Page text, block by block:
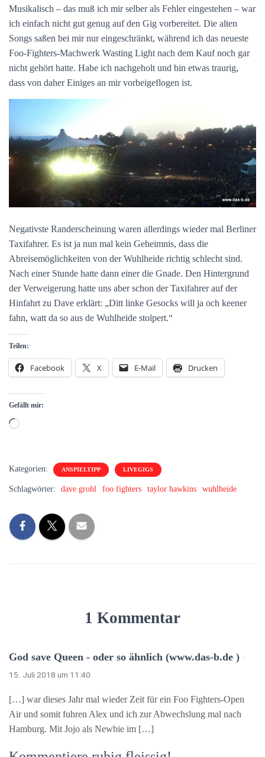
Musikalisch – das muß ich mir selber als Fehler eingestehen – war
ich einfach nicht gut genug auf den Gig vorbereitet. Die alten
Songs saßen bei mir nur eingeschränkt, während ich das neueste
Foo-Fighters-Machwerk Wasting Light nach dem Kauf noch gar
nicht gehört hatte. Habe ich nachgeholt und bin etwas traurig,
dass von daher Einiges an mir vorbeigeflogen ist.
Negativste Randerscheinung waren allerdings wieder mal Berliner
Taxifahrer. Es ist ja nun mal kein Geheimnis, dass die
Abreisemöglichkeiten von der Wuhlheide richtig schlecht sind.
Nach einer Stunde hatte dann einer die Gnade. Den Hintergrund
der Verweigerung hatte uns aber schon der Taxifahrer auf der
Hinfahrt zu Dave erklärt: „Ditt linke Gesocks will ja och keener
fahn, watt da so aus de Wuhlheide stolpert.“
Teilen:
Facebook X E-Mail Drucken
Gefällt mir:
Wird
Kategorien: ANSPIELTIPP LIVEGIGS
Schlagwörter: dave grohl foo fighters taylor hawkins wuhlheide
1 Kommentar
God save Queen - oder so ähnlich (www.das-b.de ) ·
15. Juli 2018 um 11:40
[…] war dieses Jahr mal wieder Zeit für ein Foo Fighters-Open
Air und somit fuhren Alex und ich zur Abwechslung mal nach
Hamburg. Mit Jojo als Newbie im […]